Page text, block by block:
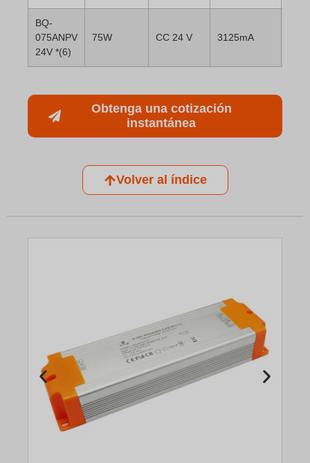
BQ-
075ANPV
24V *(6)
75W CC 24 V 3125mA
Obtenga una cotización
instantánea
Volver al índice